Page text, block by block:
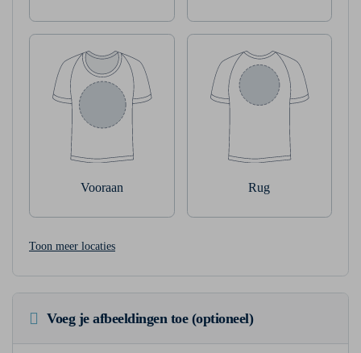
Vooraan Rug
Toon meer locaties
Voeg je afbeeldingen toe (optioneel)